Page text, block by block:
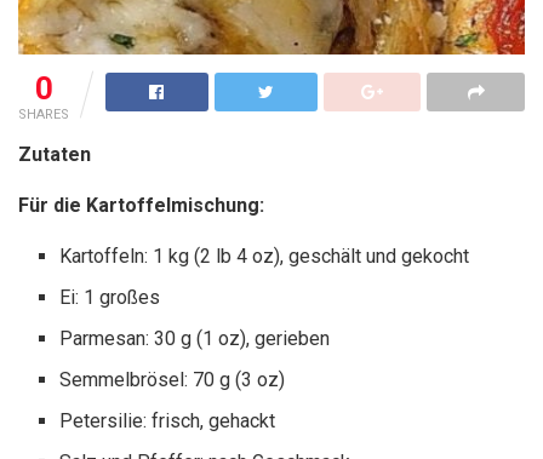
0
SHARES
Zutaten
Für die Kartoffelmischung:
Kartoffeln: 1 kg (2 lb 4 oz), geschält und gekocht
Ei: 1 großes
Parmesan: 30 g (1 oz), gerieben
Semmelbrösel: 70 g (3 oz)
Petersilie: frisch, gehackt